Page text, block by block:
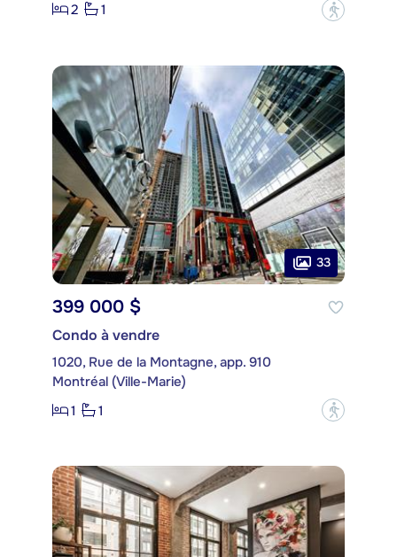
2
1 ?
33
399 000 $
Condo à vendre
1020, Rue de la Montagne, app. 910
Montréal (Ville-Marie)
1
1 ?